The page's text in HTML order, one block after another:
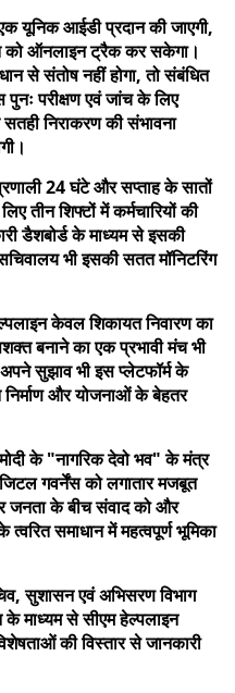
यूनिक आईडी प्रदान की जाएगी,
ऑनलाइन ट्रैक कर सकेगा।
से संतोष नहीं होगा, तो संबंधित
परीक्षण एवं जांच के लिए
निराकरण की संभावना
24 घंटे और सप्ताह के सातों
तीन शिफ्टों में कर्मचारियों की
डैशबोर्ड के माध्यम से इसकी
भी इसकी सतत मॉनिटरिंग
केवल शिकायत निवारण का
बनाने का एक प्रभावी मंच भी
सुझाव भी इस प्लेटफॉर्म के
और योजनाओं के बेहतर
के "नागरिक देवो भव" के मंत्र
गवर्नेंस को लगातार मजबूत
जनता के बीच संवाद को और
समाधान में महत्वपूर्ण भूमिका
सुशासन एवं अभिसरण विभाग
माध्यम से सीएम हेल्पलाइन
की विस्तार से जानकारी